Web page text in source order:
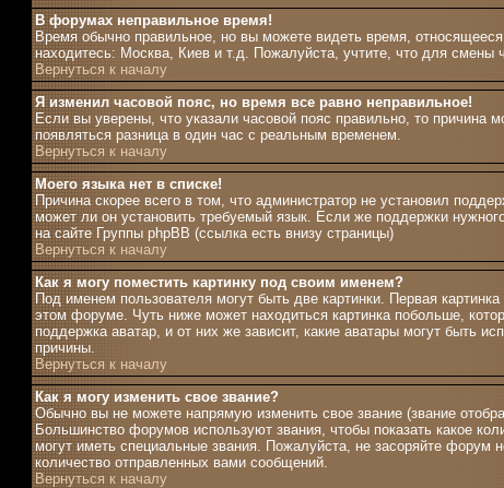
В форумах неправильное время!
Время обычно правильное, но вы можете видеть время,
находитесь: Москва, Киев и т.д. Пожалуйста, учтите, что для смены
Вернуться к началу
Я изменил часовой пояс, но время все равно неправильное!
Если вы уверены, что указали часовой пояс правильно, то
появляться разница в один час с реальным временем.
Вернуться к началу
Моего языка нет в списке!
Причина скорее всего в том, что администратор не установил
может ли он установить требуемый язык. Если же поддержки
на сайте Группы phpBB (ссылка есть внизу страницы)
Вернуться к началу
Как я могу поместить картинку под своим именем?
Под именем пользователя могут быть две картинки. Первая
этом форуме. Чуть ниже может находиться картинка побольше,
поддержка аватар, и от них же зависит, какие аватары могут быть
причины.
Вернуться к началу
Как я могу изменить свое звание?
Обычно вы не можете напрямую изменить свое звание (звание
Большинство форумов используют звания, чтобы показать какое
могут иметь специальные звания. Пожалуйста, не засоряйте форум
количество отправленных вами сообщений.
Вернуться к началу